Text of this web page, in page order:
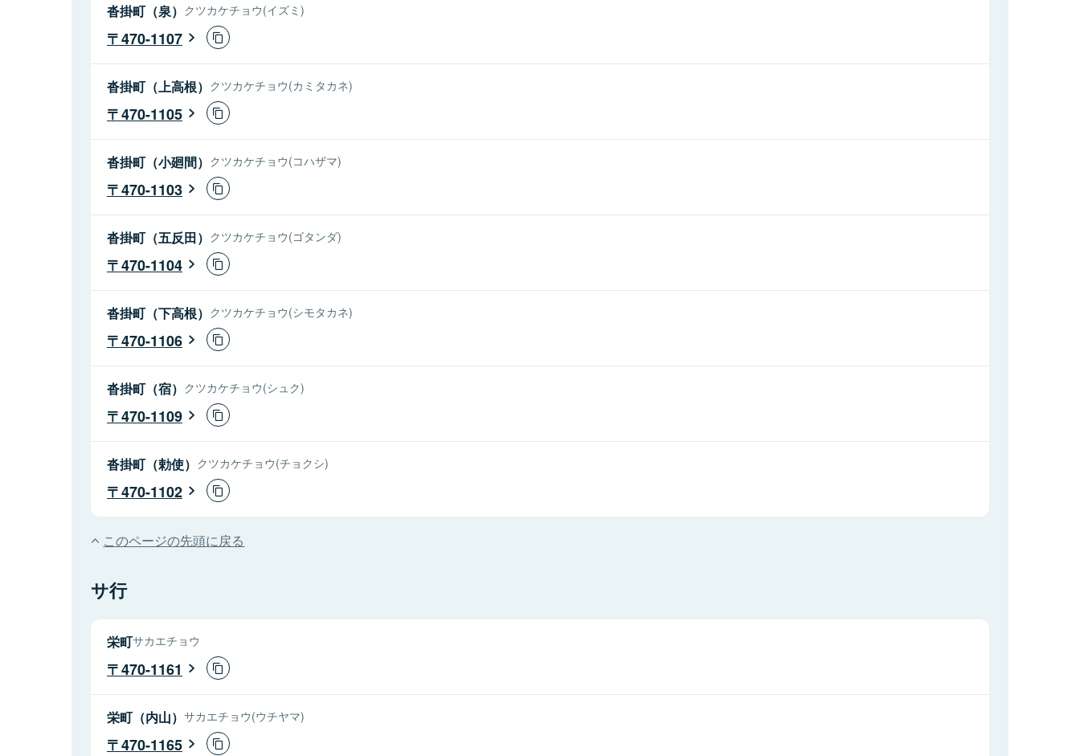
沓掛町（泉） クツカケチョウ(イズミ)
470-1107
沓掛町（上高根） クツカケチョウ(カミタカネ)
470-1105
沓掛町（小廻間） クツカケチョウ(コハザマ)
470-1103
沓掛町（五反田） クツカケチョウ(ゴタンダ)
470-1104
沓掛町（下高根） クツカケチョウ(シモタカネ)
470-1106
沓掛町（宿） クツカケチョウ(シュク)
470-1109
沓掛町（勅使） クツカケチョウ(チョクシ)
470-1102
このページの先頭に戻る
サ行
栄町サカエチョウ
470-1161
栄町（内山） サカエチョウ(ウチヤマ)
470-1165